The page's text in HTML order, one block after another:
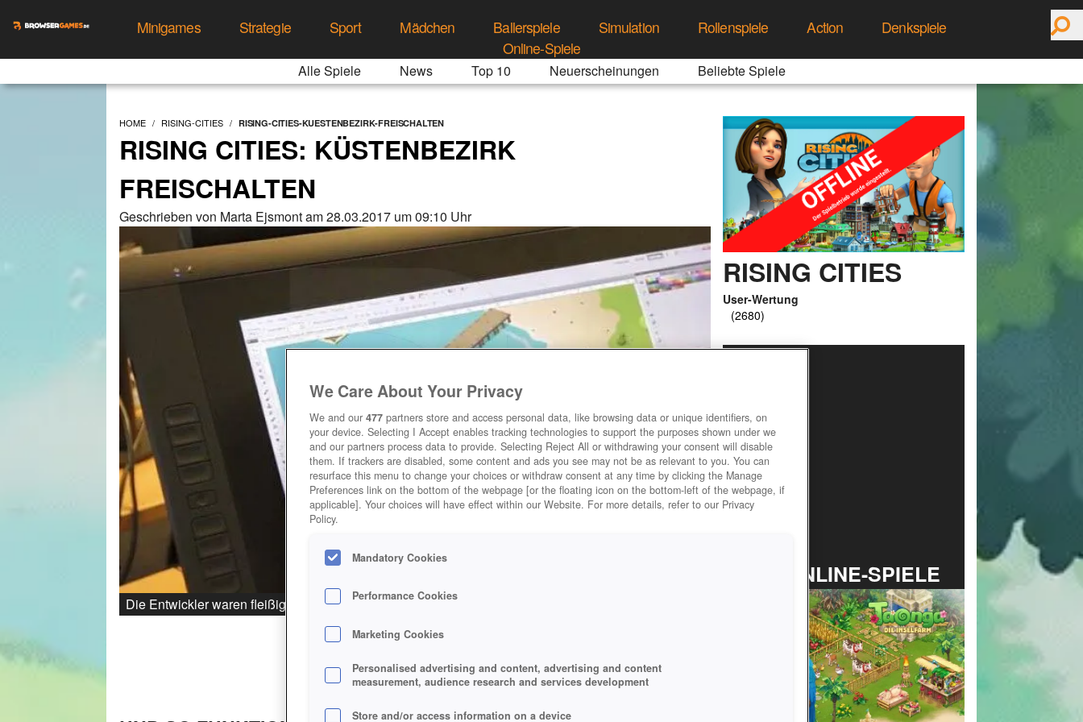
Minigames Strategie Sport Mädchen Ballerspiele Simulation Rollenspiele Action
Denkspiele
Online-Spiele
Alle Spiele News Top 10 Neuerscheinungen Beliebte Spiele
HOME RISING-CITIES RISING-CITIES-KUESTENBEZIRK-FREISCHALTEN
RISING CITIES: KÜSTENBEZIRK
FREISCHALTEN
Geschrieben von Marta Ejsmont am 28.03.2017 um 09:10 Uhr
Die Entwickler waren fleißig.
RISING CITIES
User-Wertung
TOP ONLINE-SPIELE
We Care About Your Privacy
We and our 477 partners store and access personal data, like browsing data or unique identifiers, on
your device. Selecting I Accept enables tracking technologies to support the purposes shown under we
and our partners process data to provide. Selecting Reject All or withdrawing your consent will disable
them. If trackers are disabled, some content and ads you see may not be as relevant to you. You can
resurface this menu to change your choices or withdraw consent at any time by clicking the Manage
Preferences link on the bottom of the webpage [or the floating icon on the bottom-left of the webpage, if
applicable]. Your choices will have effect within our Website. For more details, refer to our Privacy
Policy.
Mandatory Cookies
Performance Cookies
Marketing Cookies
Personalised advertising and content, advertising and content
measurement, audience research and services development
Store and/or access information on a device